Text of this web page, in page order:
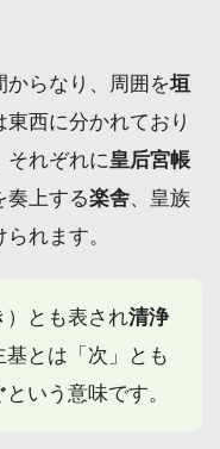
からなり、周囲を垣
西に分かれており
それぞれに皇后宮帳
奏上する楽舎、皇族
れます。
）とも表され清浄
基とは「次」とも
という意味です。